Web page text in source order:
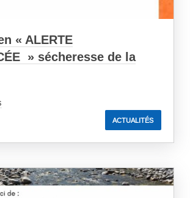
« ALERTE
» sécheresse de la
ACTUALITÉS